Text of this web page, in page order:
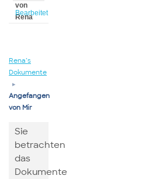
von
Rena
Bearbeitet
Rena’s
Dokumente
▸
Angefangen
von Mir
Sie
betrachten
das
Dokumente